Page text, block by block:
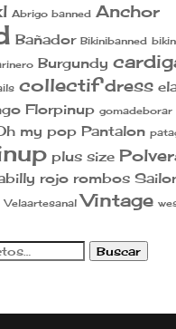
Abrigo banned Anchor
Bañador Bikinibanned
Burgundy
collectif dress
Florpinup gomadeborar
my pop Pantalon
plus size
rojo rombos Sailor
Velaartesanal Vintage
Buscar